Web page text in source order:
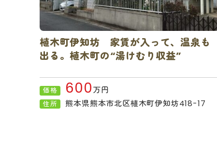
植木町伊知坊 家賃が入って、温泉も
出る。植木町の“湯けむり収益”
価格 600万円
住所 熊本県熊本市北区植木町伊知坊418-17